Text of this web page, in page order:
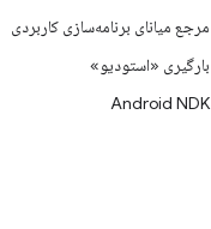
مرجع میانای برنامه‌سازی کاربردی
بارگیری «استودیو»
Android NDK